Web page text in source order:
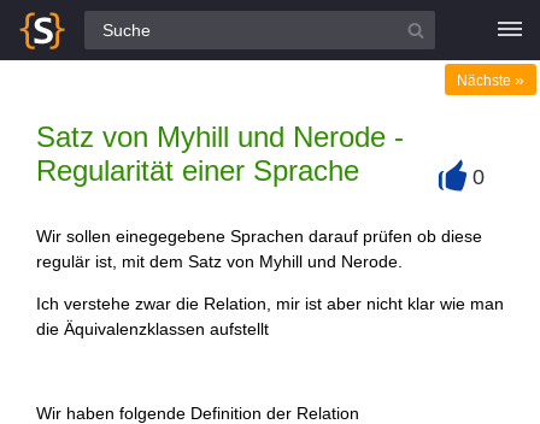
Alle Fragen
Satz von Myhill und Nerode -
Regularität einer Sprache
Nächste »
0
Wir sollen einegegebene Sprachen darauf prüfen ob diese
regulär ist, mit dem Satz von Myhill und Nerode.
Ich verstehe zwar die Relation, mir ist aber nicht klar wie man
die Äquivalenzklassen aufstellt
Wir haben folgende Definition der Relation